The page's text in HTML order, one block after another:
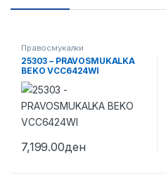
Правосмукалки
25303 – PRAVOSMUKALKA
BEKO VCC6424WI
7,199.00ден